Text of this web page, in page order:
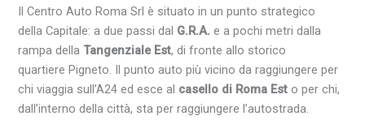
Il Centro Auto Roma Srl è situato in un punto strategico
della Capitale: a due passi dal G.R.A.e a pochi metri dalla
rampa dellaTangenziale Est, di fronte allo storico
quartiere Pigneto. Il punto auto più vicino da raggiungere per
chi viaggia sull’A24 ed esce al casello di Roma Est o per chi,
dall’interno della città, sta per raggiungere l’autostrada.